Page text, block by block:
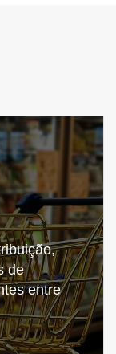
de
entre